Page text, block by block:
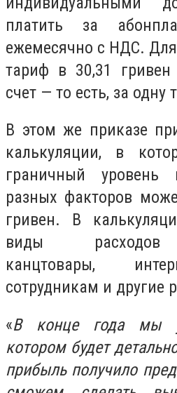
платить за
ежемесячно с НДС.
тариф в 30,31
счет — то есть, за одну
В этом же приказе
калькуляции, в
граничный
разных факторов
гривен. В
виды расходов
канцтовары,
сотрудникам и другие
«В конце года мы
котором будет
прибыль получило